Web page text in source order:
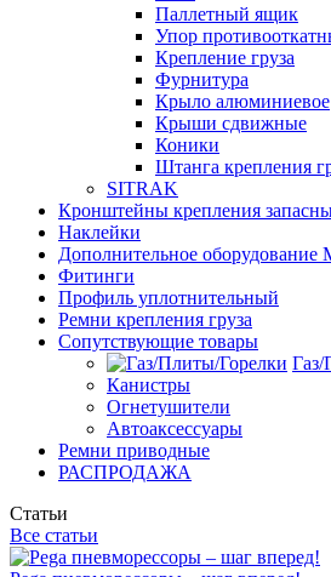
Паллетный ящик
Упор
Крепление груза
Фурнитура
Крыло алюминиевое
Крыши сдвижные
Коники
Штанга крепления
SITRAK
Кронштейны крепления
Наклейки
Дополнительное оборудование
Фитинги
Профиль уплотнительный
Ремни крепления груза
Сопутствующие товары
Газ/
Канистры
Огнетушители
Автоаксессуары
Ремни приводные
РАСПРОДАЖА
Статьи
Все статьи